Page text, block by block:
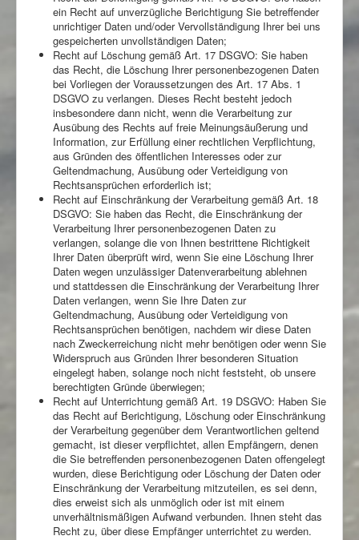
ein Recht auf unverzügliche Berichtigung Sie betreffender
unrichtiger Daten und/oder Vervollständigung Ihrer bei uns
gespeicherten unvollständigen Daten;
Recht auf Löschung gemäß Art. 17 DSGVO: Sie haben
das Recht, die Löschung Ihrer personenbezogenen Daten
bei Vorliegen der Voraussetzungen des Art. 17 Abs. 1
DSGVO zu verlangen. Dieses Recht besteht jedoch
insbesondere dann nicht, wenn die Verarbeitung zur
Ausübung des Rechts auf freie Meinungsäußerung und
Information, zur Erfüllung einer rechtlichen Verpflichtung,
aus Gründen des öffentlichen Interesses oder zur
Geltendmachung, Ausübung oder Verteidigung von
Rechtsansprüchen erforderlich ist;
Recht auf Einschränkung der Verarbeitung gemäß Art. 18
DSGVO: Sie haben das Recht, die Einschränkung der
Verarbeitung Ihrer personenbezogenen Daten zu
verlangen, solange die von Ihnen bestrittene Richtigkeit
Ihrer Daten überprüft wird, wenn Sie eine Löschung Ihrer
Daten wegen unzulässiger Datenverarbeitung ablehnen
und stattdessen die Einschränkung der Verarbeitung Ihrer
Daten verlangen, wenn Sie Ihre Daten zur
Geltendmachung, Ausübung oder Verteidigung von
Rechtsansprüchen benötigen, nachdem wir diese Daten
nach Zweckerreichung nicht mehr benötigen oder wenn Sie
Widerspruch aus Gründen Ihrer besonderen Situation
eingelegt haben, solange noch nicht feststeht, ob unsere
berechtigten Gründe überwiegen;
Recht auf Unterrichtung gemäß Art. 19 DSGVO: Haben Sie
das Recht auf Berichtigung, Löschung oder Einschränkung
der Verarbeitung gegenüber dem Verantwortlichen geltend
gemacht, ist dieser verpflichtet, allen Empfängern, denen
die Sie betreffenden personenbezogenen Daten offengelegt
wurden, diese Berichtigung oder Löschung der Daten oder
Einschränkung der Verarbeitung mitzuteilen, es sei denn,
dies erweist sich als unmöglich oder ist mit einem
unverhältnismäßigen Aufwand verbunden. Ihnen steht das
Recht zu, über diese Empfänger unterrichtet zu werden.